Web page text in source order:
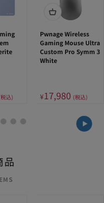
込)
Pwnage Wireless
Gaming Mouse Ultra
Custom Pro Symm 3
White
¥17,980 (税込)